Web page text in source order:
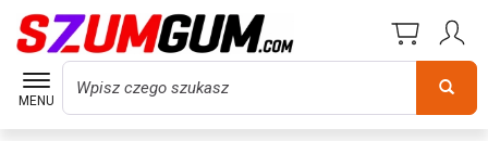
MENU
Wyszukaj